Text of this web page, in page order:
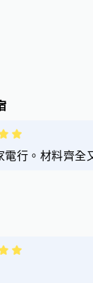
電行。材料齊全